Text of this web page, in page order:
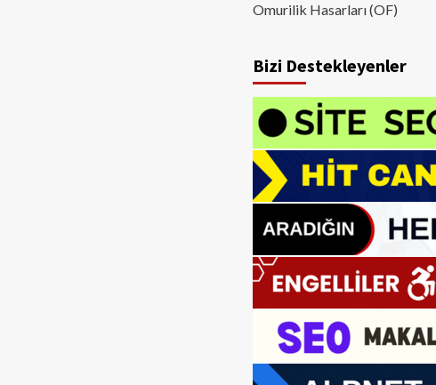
Omurilik Hasarları (OF)
Bizi Destekleyenler